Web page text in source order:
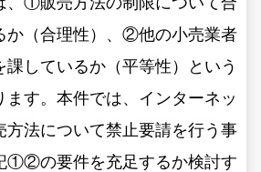
か（合理性）、②他の小売業者
課しているか（平等性）という
ます。本件では、インターネッ
方法について禁止要請を行う事
①②の要件を充足するか検討す